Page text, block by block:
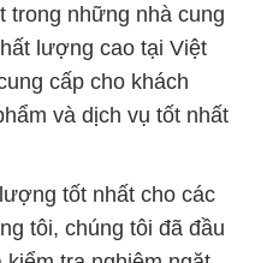
trong những nhà cung
lượng cao tại Việt
cấp cho khách
và dịch vụ tốt nhất
tốt nhất cho các
tôi, chúng tôi đã đầu